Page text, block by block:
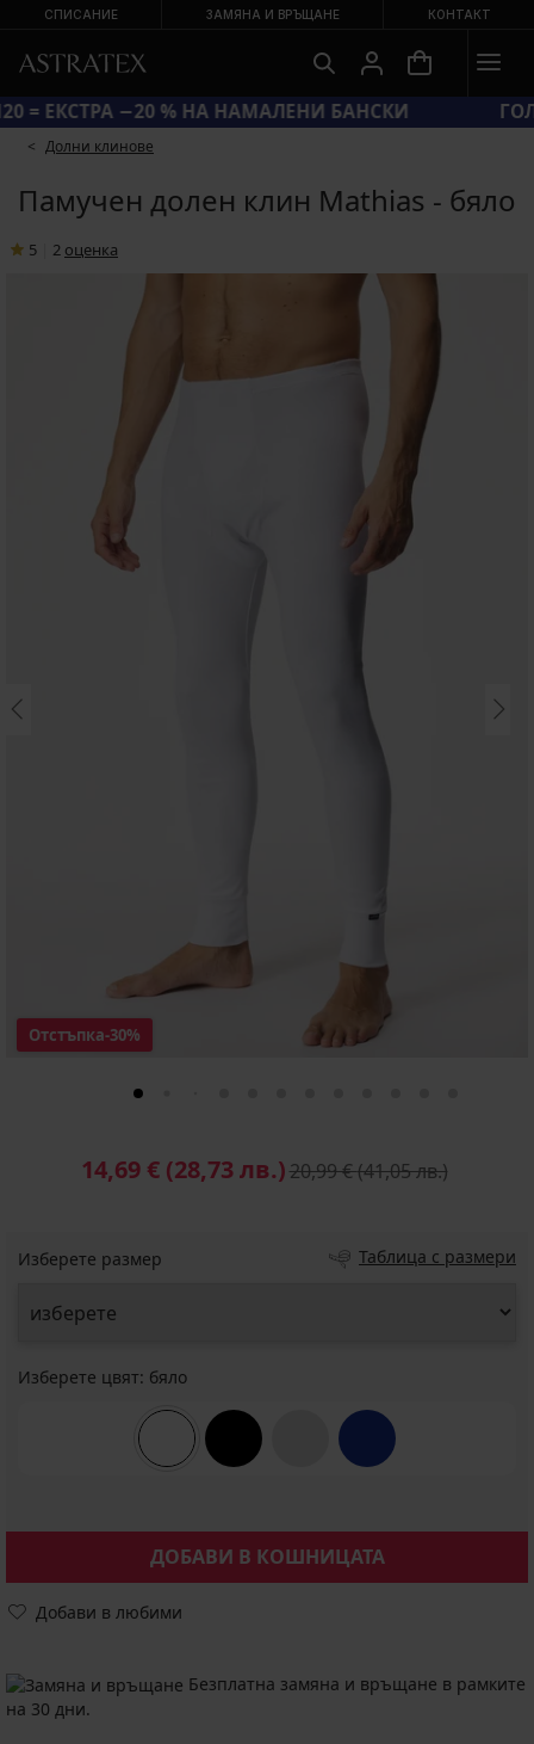
СПИСАНИЕ ЗАМЯНА И ВРЪЩАНЕ КОНТАКТ
КОД SUN20 = ЕКСТРА −20 % НА НАМАЛЕНИ БАНСКИ
Долни клинове
Памучен долен клин Mathias - бяло
5 2 oценка
Отстъпка-30%
14,69 € (28,73 лв.)20,99 €(41,05 лв.)
Изберете размер Таблица с размери
Изберете цвят: бяло
ДОБАВИ В КОШНИЦАТА
Добави в любими
Безплатна замяна и връщане в рамките
на 30 дни.